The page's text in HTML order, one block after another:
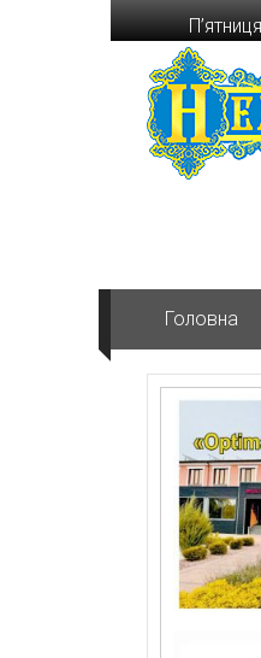
Перейти
до
вмісту
Головна